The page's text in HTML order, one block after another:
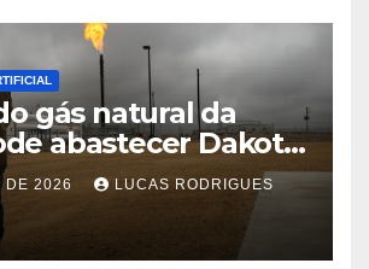
gás natural da
abastecer Dakota
DE 2026 LUCAS RODRIGUES